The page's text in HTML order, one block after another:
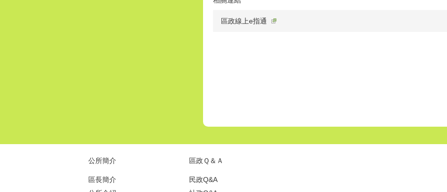
區政線上e指通
公所簡介
區長簡介
區政Ｑ＆Ａ
民政Q&A